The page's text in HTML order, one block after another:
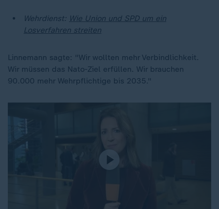
Wehrdienst: Wie Union und SPD um ein
Losverfahren streiten
Linnemann sagte: "Wir wollten mehr Verbindlichkeit.
Wir müssen das Nato-Ziel erfüllen. Wir brauchen
90.000 mehr Wehrpflichtige bis 2035."